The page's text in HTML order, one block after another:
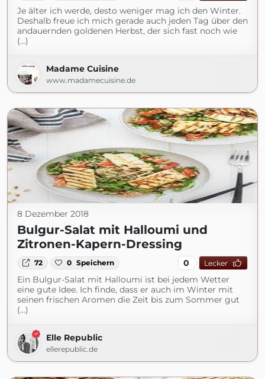
Je älter ich werde, desto weniger mag ich den Winter.
Deshalb freue ich mich gerade auch jeden Tag über den
andauernden goldenen Herbst, der sich fast noch wie
(...)
Madame Cuisine
www.madamecuisine.de
8 Dezember 2018
Bulgur-Salat mit Halloumi und
Zitronen-Kapern-Dressing
72 0 Speichern 0 Lecker
Ein Bulgur-Salat mit Halloumi ist bei jedem Wetter
eine gute Idee. Ich finde, dass er auch im Winter mit
seinen frischen Aromen die Zeit bis zum Sommer gut
(...)
Elle Republic
ellerepublic.de